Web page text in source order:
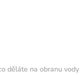
děláte na obranu